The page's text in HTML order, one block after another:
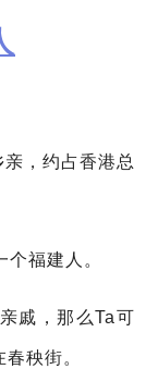
，约占香港总
福建人。
戚，那么Ta可
春秧街。